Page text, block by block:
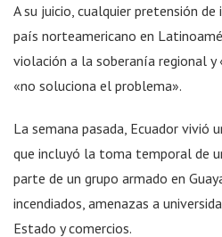
A su juicio, cualquier pretensión
país norteamericano en
violación a la soberanía regional y
«no soluciona el problema».
La semana pasada, Ecuador vivió
que incluyó la toma temporal de
parte de un grupo armado en
incendiados, amenazas a
Estado y comercios.